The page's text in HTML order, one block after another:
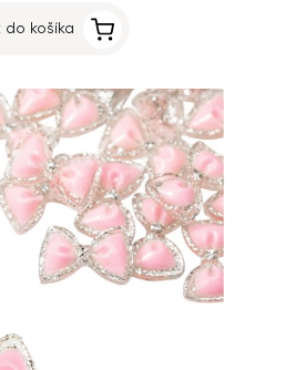
do košíka